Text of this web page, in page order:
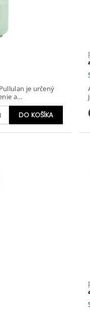
je určený
a...